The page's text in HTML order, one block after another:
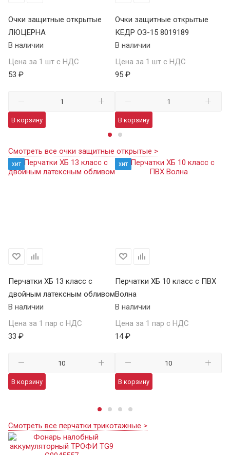
Очки защитные открытые
ЛЮЦЕРНА
В наличии
Цена за 1 шт с НДС
53 ₽
В корзину
Очки защитные открытые
КЕДР ОЗ-15 8019189
В наличии
Цена за 1 шт с НДС
95 ₽
В корзину
Смотреть все очки защитные открытые >
хит
Перчатки ХБ 13 класс с
двойным латексным обливом
В наличии
Цена за 1 пар с НДС
33 ₽
В корзину
хит
Перчатки ХБ 10 класс с ПВХ
Волна
В наличии
Цена за 1 пар с НДС
14 ₽
В корзину
Смотреть все перчатки трикотажные >